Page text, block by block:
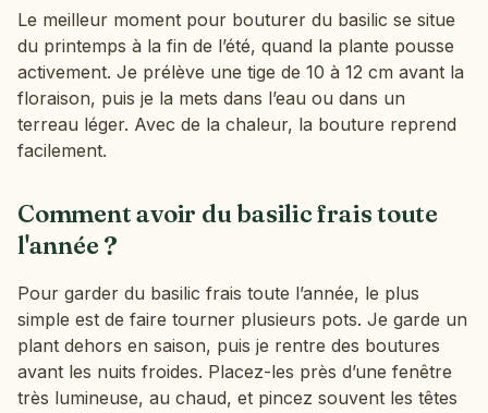
Le meilleur moment pour bouturer du basilic se situe
du printemps à la fin de l’été, quand la plante pousse
activement. Je prélève une tige de 10 à 12 cm avant la
floraison, puis je la mets dans l’eau ou dans un
terreau léger. Avec de la chaleur, la bouture reprend
facilement.
Comment avoir du basilic frais toute
l'année ?
Pour garder du basilic frais toute l’année, le plus
simple est de faire tourner plusieurs pots. Je garde un
plant dehors en saison, puis je rentre des boutures
avant les nuits froides. Placez-les près d’une fenêtre
très lumineuse, au chaud, et pincez souvent les têtes